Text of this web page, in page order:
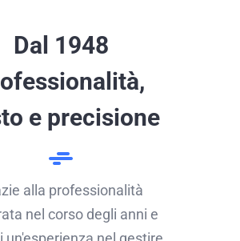
Dal 1948
e precisione
alla professionalità
nel corso degli anni e